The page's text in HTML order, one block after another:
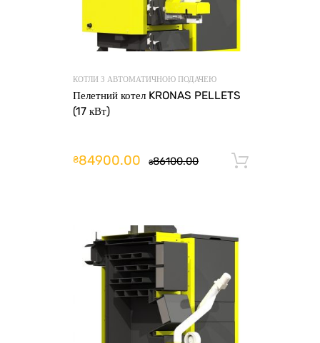
КОТЛИ З АВТОМАТИЧНОЮ ПОДАЧЕЮ
Пелетний котел KRONAS PELLETS
(17 кВт)
₴86100.00
₴84900.00